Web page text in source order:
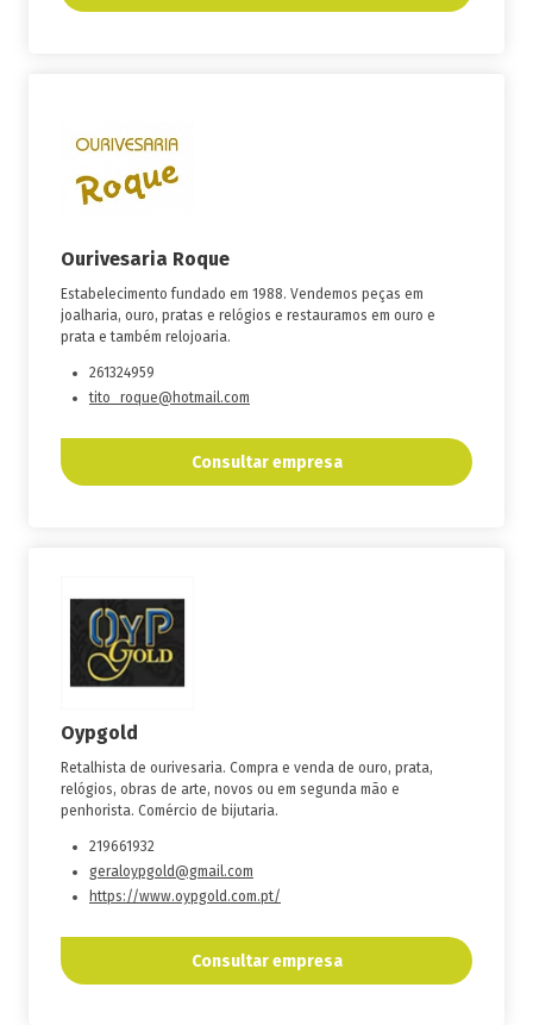
Ourivesaria Roque
Estabelecimento fundado em 1988. Vendemos peças em
joalharia, ouro, pratas e relógios e restauramos em ouro e
prata e também relojoaria.
261324959
tito_roque@hotmail.com
Consultar empresa
Oypgold
Retalhista de ourivesaria. Compra e venda de ouro, prata,
relógios, obras de arte, novos ou em segunda mão e
penhorista. Comércio de bijutaria.
219661932
geraloypgold@gmail.com
https://www.oypgold.com.pt/
Consultar empresa